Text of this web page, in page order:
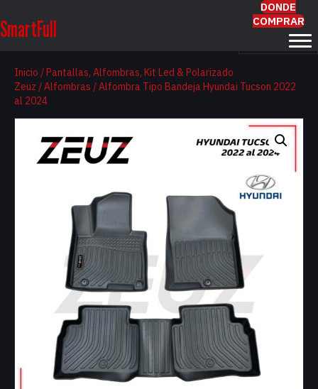
SmartFull
DONDE
COMPRAR
Inicio /Pantallas, Alfombras, Kit Led & Polarizado
Zeuz /Alfombras / Alfombra Tipo Bandeja Hyundai Tucson 2022
al 2024